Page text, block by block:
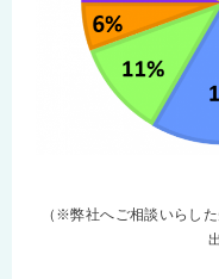
（※弊社へご相談いらし